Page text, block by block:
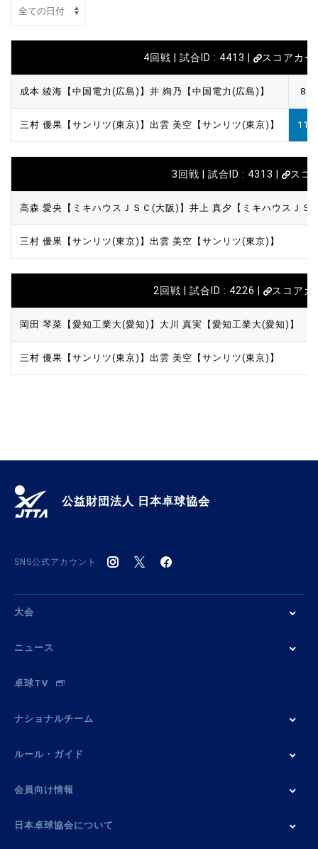
4回戦 | 試合ID : 4413 | スコアカー
成本 綾海【中国電力(広島)】 井 絢乃【中国電力(広島)】 8
三村 優果【サンリツ(東京)】 出雲 美空【サンリツ(東京)】 11
3回戦 | 試合ID : 4313 | スコ
高森 愛央【ミキハウスＪＳＣ(大阪)】 井上 真夕【ミキハウスＪＳ
三村 優果【サンリツ(東京)】 出雲 美空【サンリツ(東京)】
2回戦 | 試合ID : 4226 | スコアカ
岡田 琴菜【愛知工業大(愛知)】 大川 真実【愛知工業大(愛知)】
三村 優果【サンリツ(東京)】 出雲 美空【サンリツ(東京)】
公益財団法人 日本卓球協会
SNS公式アカウント
大会
ニュース
卓球TV
ナショナルチーム
ルール・ガイド
会員向け情報
日本卓球協会について